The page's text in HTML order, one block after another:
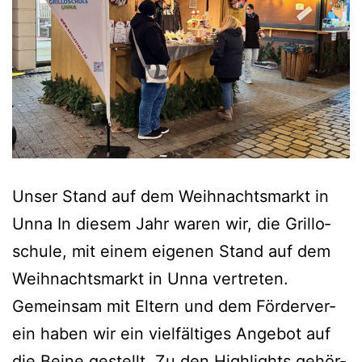
Unser Stand auf dem Weih­nachts­markt in
Unna In die­sem Jahr waren wir, die Gril­lo­
schu­le, mit einem eige­nen Stand auf dem
Weih­nachts­markt in Unna ver­tre­ten.
Gemein­sam mit Eltern und dem För­der­ver­
ein haben wir ein viel­fäl­ti­ges Ange­bot auf